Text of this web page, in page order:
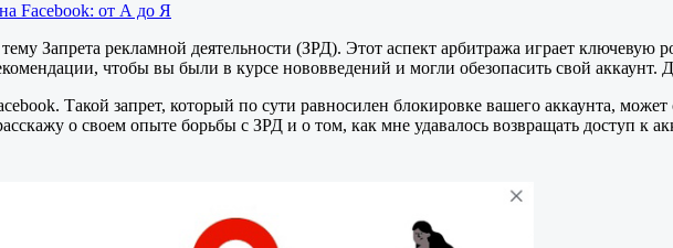
Facebook: от А до Я
Запрета рекламной деятельности (ЗРД). Этот аспект арбитража играет ключевую
чтобы вы были в курсе нововведений и могли обезопасить свой аккаунт.
Такой запрет, который по сути равносилен блокировке вашего аккаунта, может
о своем опыте борьбы с ЗРД и о том, как мне удавалось возвращать доступ к